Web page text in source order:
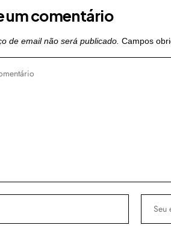
um comentário
de email não será publicado. Campos